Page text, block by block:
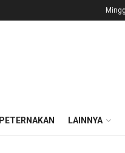
PETERNAKAN LAINNYA